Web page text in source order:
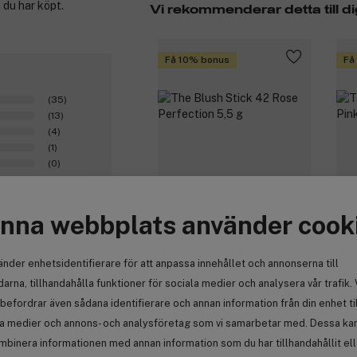
webbplats använder
enhetsidentifierare för att anpassa innehållet och annonserna till
tillhandahålla funktioner för sociala medier och analysera vår trafik.
även sådana identifierare och annan information från din enhet
medier och annons- och analysföretag som vi samarbetar med. Dessa
informationen med annan information som du har tillhandahållit
Vi rekommenderar detta till
Få 10% bonus
IsaDora
Perfection 5,5 g
139 kr
har köpt.
(35)
(13)
(4)
(1)
(0)
0